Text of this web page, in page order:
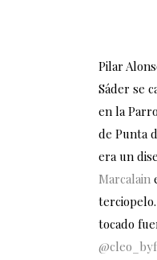
Pilar
Sáder se
en la
de Punta
era un
Marcalain
tocado